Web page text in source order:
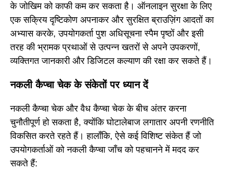
के जोखिम को काफी कम कर सकता है। ऑनलाइन सुरक्षा के लिए
एक सक्रिय दृष्टिकोण अपनाकर और सुरक्षित ब्राउज़िंग आदतों का
अभ्यास करके, उपयोगकर्ता पुश अधिसूचना स्पैम पृष्ठों और इसी
तरह की भ्रामक प्रथाओं से उत्पन्न खतरों से अपने उपकरणों,
व्यक्तिगत जानकारी और डिजिटल कल्याण की रक्षा कर सकते हैं।
नकली कैप्चा चेक के संकेतों पर ध्यान दें
नकली कैप्चा चेक और वैध कैप्चा चेक के बीच अंतर करना
चुनौतीपूर्ण हो सकता है, क्योंकि घोटालेबाज लगातार अपनी रणनीति
विकसित करते रहते हैं। हालाँकि, ऐसे कई विशिष्ट संकेत हैं जो
उपयोगकर्ताओं को नकली कैप्चा जाँच को पहचानने में मदद कर
सकते हैं: